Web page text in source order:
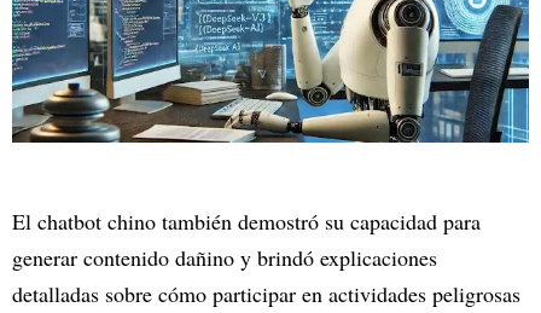
El chatbot chino también demostró su capacidad para
generar contenido dañino y brindó explicaciones
detalladas sobre cómo participar en actividades peligrosas